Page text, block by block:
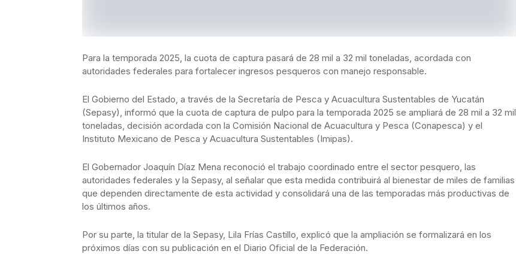
Para la temporada 2025, la cuota de captura pasará de 28 mil a 32 mil toneladas, acordada con
autoridades federales para fortalecer ingresos pesqueros con manejo responsable.
El Gobierno del Estado, a través de la Secretaría de Pesca y Acuacultura Sustentables de Yucatán
(Sepasy), informó que la cuota de captura de pulpo para la temporada 2025 se ampliará de 28 mil a 32 mil
toneladas, decisión acordada con la Comisión Nacional de Acuacultura y Pesca (Conapesca) y el
Instituto Mexicano de Pesca y Acuacultura Sustentables (Imipas).
El Gobernador Joaquín Díaz Mena reconoció el trabajo coordinado entre el sector pesquero, las
autoridades federales y la Sepasy, al señalar que esta medida contribuirá al bienestar de miles de familias
que dependen directamente de esta actividad y consolidará una de las temporadas más productivas de
los últimos años.
Por su parte, la titular de la Sepasy, Lila Frías Castillo, explicó que la ampliación se formalizará en los
próximos días con su publicación en el Diario Oficial de la Federación.